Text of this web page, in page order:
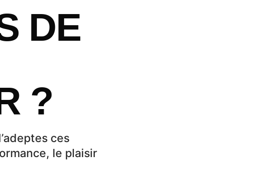
DE
?
ces
le plaisir